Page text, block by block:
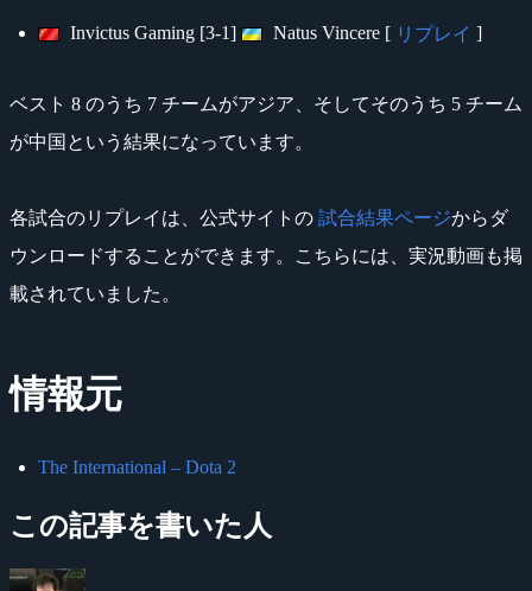
Invictus Gaming [3-1] Natus Vincere [リプレイ ]
ベスト 8 のうち 7 チームがアジア、そしてそのうち 5 チーム
が中国という結果になっています。
各試合のリプレイは、公式サイトの 試合結果ページからダ
ウンロードすることができます。こちらには、実況動画も掲
載されていました。
情報元
The International – Dota 2
この記事を書いた人